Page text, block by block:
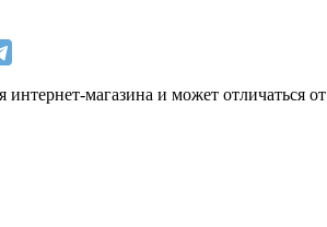
интернет-магазина и может отличаться